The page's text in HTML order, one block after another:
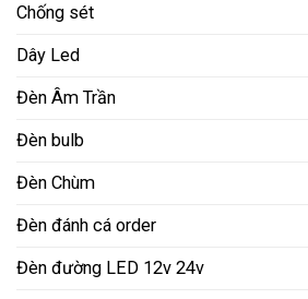
Chống sét
Dây Led
Đèn Âm Trần
Đèn bulb
Đèn Chùm
Đèn đánh cá order
Đèn đường LED 12v 24v